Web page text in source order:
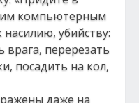
компьютерным
убийству:
врага, перерезать
посадить на кол,
даже на